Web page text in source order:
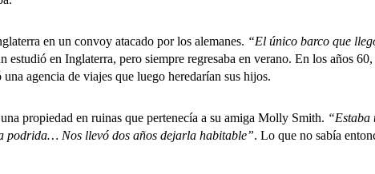
en un convoy atacado por los alemanes. “El único barco que
estudió en Inglaterra, pero siempre regresaba en verano. En los años
agencia de viajes que luego heredarían sus hijos.
en ruinas que pertenecía a su amiga Molly Smith. “Estaba
podrida… Nos llevó dos años dejarla habitable”. Lo que no sabía